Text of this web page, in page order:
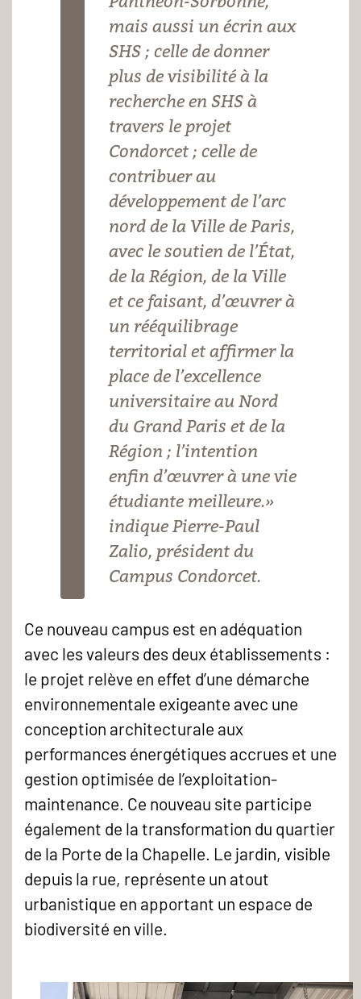
avec
Pierre
Paul
Zalio,
président
de
l'établissement
public
Campus
Condorcet
-
mais aussi un écrin aux
SHS ; celle de donner
plus de visibilité à la
recherche en SHS à
travers le projet
Condorcet ; celle de
contribuer au
développement de l’arc
nord de la Ville de Paris,
avec le soutien de l’État,
de la Région, de la Ville
et ce faisant, d’œuvrer à
un rééquilibrage
territorial et affirmer la
place de l’excellence
universitaire au Nord
du Grand Paris et de la
Région ; l’intention
enfin d’œuvrer à une vie
étudiante meilleure.»
indique Pierre-Paul
Zalio, président du
Campus Condorcet.
Ce nouveau campus est en adéquation
avec les valeurs des deux établissements :
le projet relève en effet d’une démarche
environnementale exigeante avec une
conception architecturale aux
performances énergétiques accrues et une
gestion optimisée de l’exploitation-
maintenance. Ce nouveau site participe
également de la transformation du quartier
de la Porte de la Chapelle. Le jardin, visible
depuis la rue, représente un atout
urbanistique en apportant un espace de
biodiversité en ville.